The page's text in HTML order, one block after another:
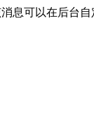
息可以在后台自